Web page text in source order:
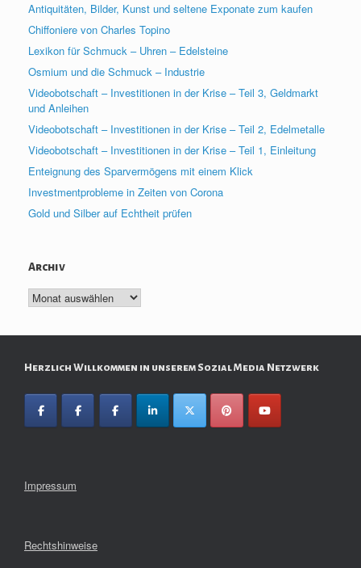
Antiquitäten, Bilder, Kunst und seltene Exponate zum kaufen
Chiffoniere von Charles Topino
Lexikon für Schmuck – Uhren – Edelsteine
Osmium und die Schmuck – Industrie
Videobotschaft – Investitionen in der Krise – Teil 3, Geldmarkt
und Anleihen
Videobotschaft – Investitionen in der Krise – Teil 2, Edelmetalle
Videobotschaft – Investitionen in der Krise – Teil 1, Einleitung
Enteignung des Sparvermögens mit einem Klick
Investmentprobleme in Zeiten von Corona
Gold und Silber auf Echtheit prüfen
Archiv
Archiv
Herzlich Willkommen in unserem Sozial Media Netzwerk
Impressum
Rechtshinweise